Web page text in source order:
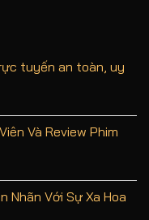
tuyến an toàn, uy
Và Review Phim
Nhãn Với Sự Xa Hoa